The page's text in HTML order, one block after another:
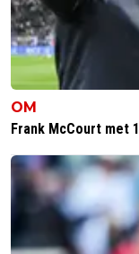
OM
Frank McCourt met